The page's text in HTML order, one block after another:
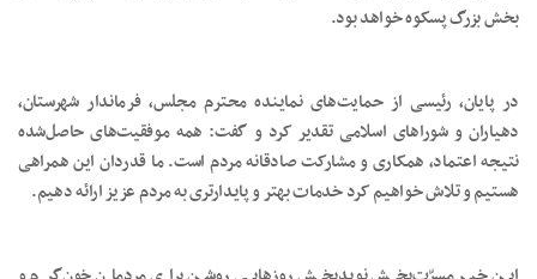
بخش بزرگ پسکوه خواهد بود.
در پایان، رئیسی از حمایت‌های نماینده محترم مجلس، فرماندار شهرستان،
دهیاران و شوراهای اسلامی تقدیر کرد و گفت: همه موفقیت‌های حاصل‌شده
نتیجه اعتماد، همکاری و مشارکت صادقانه مردم است. ما قدردان این همراهی
هستیم و تلاش خواهیم کرد خدمات بهتر و پایدارتری به مردم عزیز ارائه دهیم.